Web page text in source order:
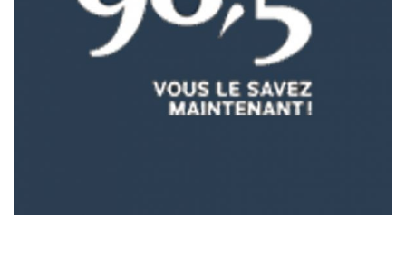
ENTREVUES SUR 98.5FM